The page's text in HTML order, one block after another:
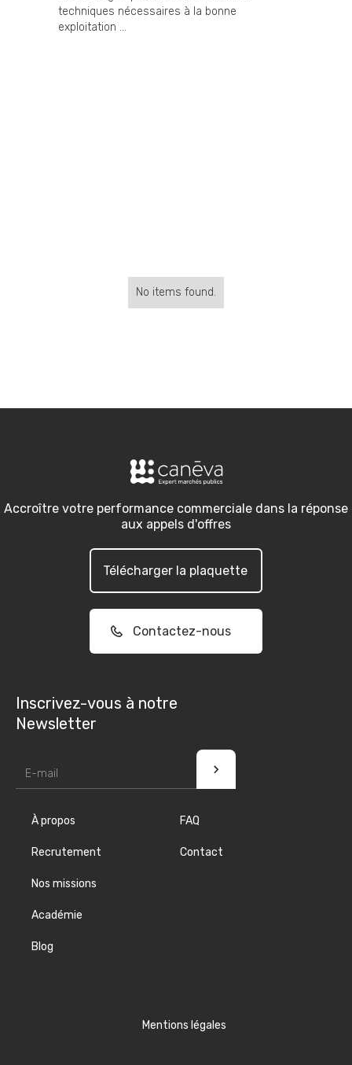
techniques nécessaires à la bonne
exploitation ...
No items found.
Accroître votre performance commerciale dans la réponse
aux appels d'offres
Télécharger la plaquette
Contactez-nous
Inscrivez-vous à notre
Newsletter
À propos
Recrutement
Nos missions
Académie
Blog
FAQ
Contact
Mentions légales